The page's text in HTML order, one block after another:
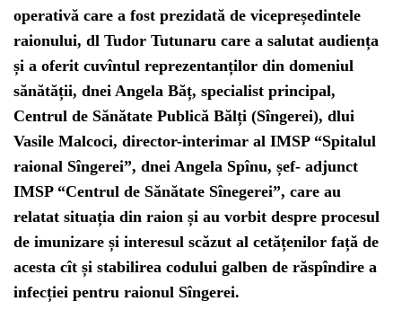
operativă care a fost prezidată de vicepreședintele
raionului, dl Tudor Tutunaru care a salutat audiența
și a oferit cuvîntul reprezentanților din domeniul
sănătății, dnei Angela Băț, specialist principal,
Centrul de Sănătate Publică Bălți (Sîngerei), dlui
Vasile Malcoci, director-interimar al IMSP “Spitalul
raional Sîngerei”, dnei Angela Spînu, șef- adjunct
IMSP “Centrul de Sănătate Sînegerei”, care au
relatat situația din raion și au vorbit despre procesul
de imunizare și interesul scăzut al cetățenilor față de
acesta cît și stabilirea codului galben de răspîndire a
infecției pentru raionul Sîngerei.